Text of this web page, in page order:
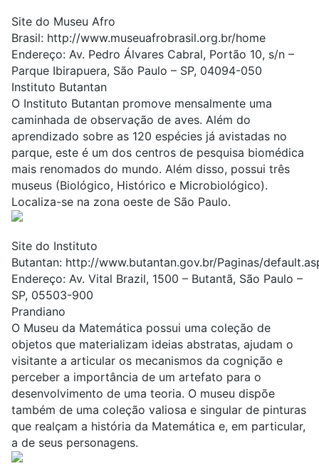
Site do Museu Afro
Brasil: http://www.museuafrobrasil.org.br/home
Endereço: Av. Pedro Álvares Cabral, Portão 10, s/n –
Parque Ibirapuera, São Paulo – SP, 04094-050
Instituto Butantan
O Instituto Butantan promove mensalmente uma
caminhada de observação de aves. Além do
aprendizado sobre as 120 espécies já avistadas no
parque, este é um dos centros de pesquisa biomédica
mais renomados do mundo. Além disso, possui três
museus (Biológico, Histórico e Microbiológico).
Localiza-se na zona oeste de São Paulo.
Site do Instituto
Butantan: http://www.butantan.gov.br/Paginas/
Endereço: Av. Vital Brazil, 1500 – Butantã, São Paulo –
SP, 05503-900
Prandiano
O Museu da Matemática possui uma coleção de
objetos que materializam ideias abstratas, ajudam o
visitante a articular os mecanismos da cognição e
perceber a importância de um artefato para o
desenvolvimento de uma teoria. O museu dispõe
também de uma coleção valiosa e singular de pinturas
que realçam a história da Matemática e, em particular,
a de seus personagens.